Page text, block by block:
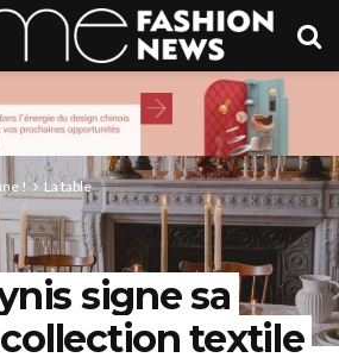
! La table
signe sa
textile